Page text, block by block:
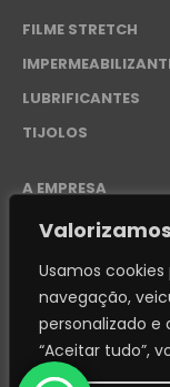
Usamos
navegação,
personalizado e
“Aceitar tudo”,
FILME STRETCH
LUBRIFICANTES
TIJOLOS
A EMPRESA
POLÍTICA DE
© 2024.
porFABIANDESIGN